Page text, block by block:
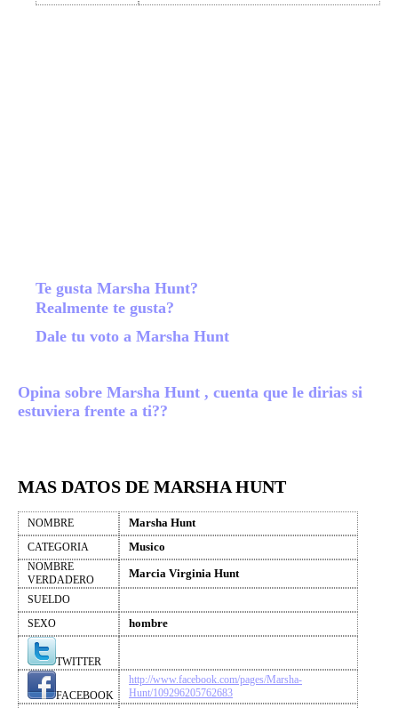
Te gusta Marsha Hunt?
Realmente te gusta?
Dale tu voto a Marsha Hunt
Opina sobre Marsha Hunt , cuenta que le dirias si
estuviera frente a ti??
MAS DATOS DE MARSHA HUNT
NOMBRE Marsha Hunt
CATEGORIA Musico
NOMBRE
VERDADERO
Marcia Virginia Hunt
SUELDO
SEXO
hombre
TWITTER
FACEBOOK
http://www.facebook.com/pages/Marsha-
Hunt/109296205762683